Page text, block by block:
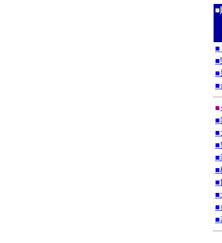
■
■
■
■
■
■
■
■
■
■
■
■
■
■
■